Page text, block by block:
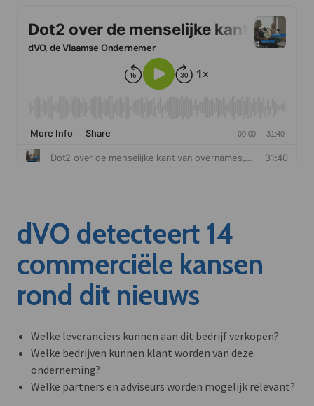
dVO detecteert 14
commerciële kansen
rond dit nieuws
Welke leveranciers kunnen aan dit bedrijf verkopen?
Welke bedrijven kunnen klant worden van deze
onderneming?
Welke partners en adviseurs worden mogelijk relevant?